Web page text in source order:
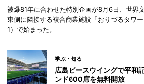
被爆81年に合わせた特別企画が8月6日、世界
東側に隣接する複合商業施設「おりづるタワ
1）で始まった。
学ぶ・知る
広島ピースウイングで平和
ンド600席を無料開放